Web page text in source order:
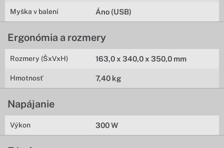
Myška v balení Áno (USB)
Ergonómia a rozmery
Rozmery (ŠxVxH) 163,0 x 340,0 x 350,0 mm
Hmotnosť 7,40 kg
Napájanie
Výkon 300 W